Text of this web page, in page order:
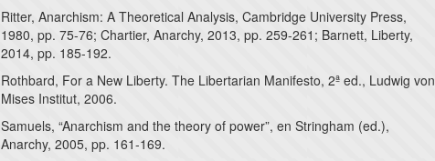
Ritter, Anarchism: A Theoretical Analysis, Cambridge University Press,
1980, pp. 75-76; Chartier, Anarchy, 2013, pp. 259-261; Barnett, Liberty,
2014, pp. 185-192.
Rothbard, For a New Liberty. The Libertarian Manifesto, 2ª ed., Ludwig von
Mises Institut, 2006.
Samuels, “Anarchism and the theory of power”, en Stringham (ed.),
Anarchy, 2005, pp. 161-169.